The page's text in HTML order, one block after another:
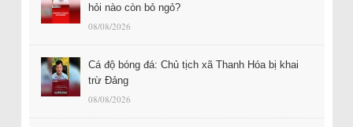
hỏi nào còn bỏ ngỏ?
08/08/2026
Cá độ bóng đá: Chủ tịch xã Thanh Hóa bị khai
trừ Đảng
08/08/2026